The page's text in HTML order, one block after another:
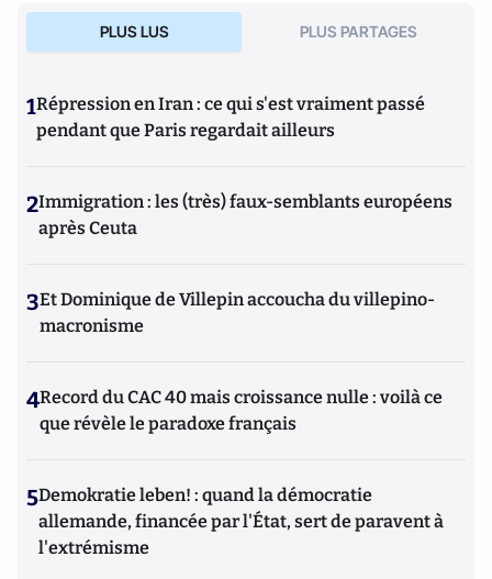
PLUS LUS PLUS PARTAGES
1Répression en Iran : ce qui s'est vraiment passé
pendant que Paris regardait ailleurs
2Immigration : les (très) faux-semblants européens
après Ceuta
3Et Dominique de Villepin accoucha du villepino-
macronisme
4Record du CAC 40 mais croissance nulle : voilà ce
que révèle le paradoxe français
5Demokratie leben! : quand la démocratie
allemande, financée par l'État, sert de paravent à
l'extrémisme